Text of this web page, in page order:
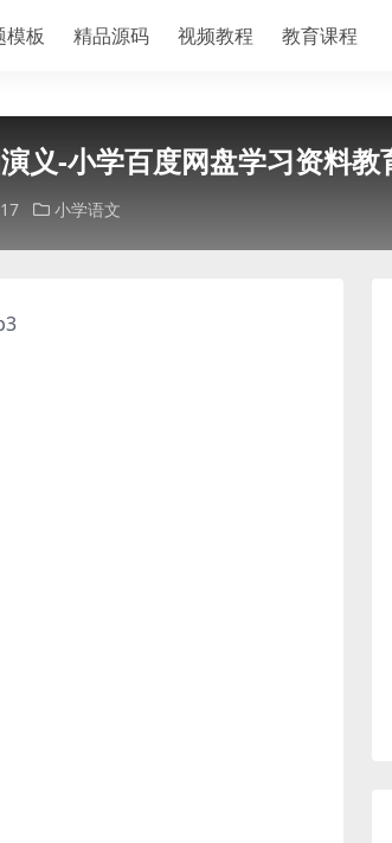
模板 精品源码 视频教程 教育课程
义-小学百度网盘学习资料教
小学语文